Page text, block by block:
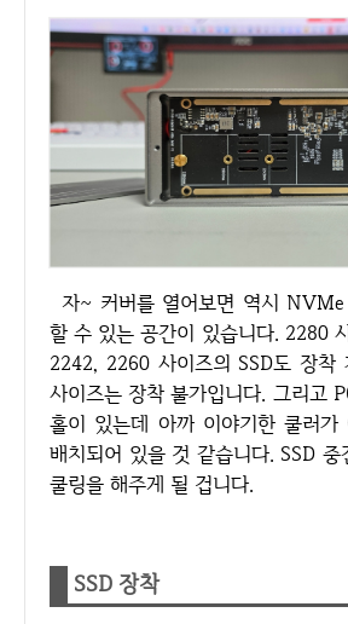
자~ 커버를 열어보면 역시 NVMe M.2 SSD를 장착
할 수 있는 공간이 있습니다. 2280
2242, 2260 사이즈의 SSD도 장착
사이즈는 장착 불가입니다. 그리고
홀이 있는데 아까 이야기한 쿨러가
배치되어 있을 것 같습니다. SSD 중
쿨링을 해주게 될 겁니다.
SSD 장착